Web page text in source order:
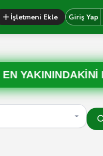
İşletmeni Ekle Giriş Yap
EN YAKININDAKİNİ